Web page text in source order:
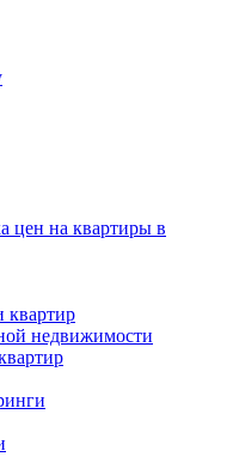
цен на квартиры в
квартир
недвижимости